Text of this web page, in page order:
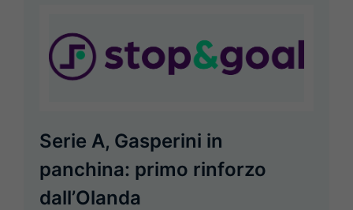
Serie A, Gasperini in
panchina: primo rinforzo
dall’Olanda